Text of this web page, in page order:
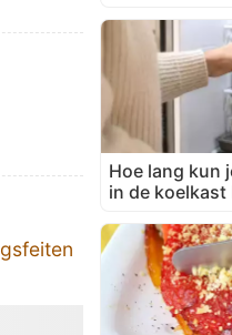
Hoe lang kun
in de koelkast